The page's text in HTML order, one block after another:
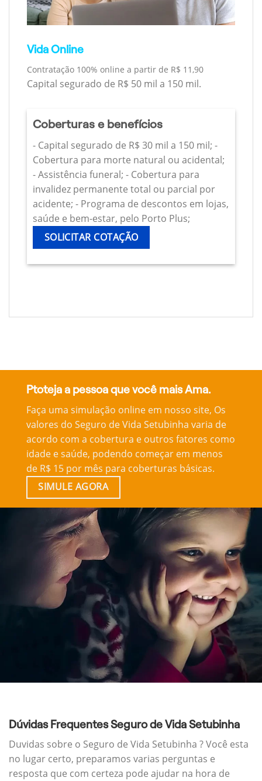
Vida Online
Contratação 100% online a partir de R$ 11,90
Capital segurado de R$ 50 mil a 150 mil.
Coberturas e benefícios
- Capital segurado de R$ 30 mil a 150 mil; -
Cobertura para morte natural ou acidental;
- Assistência funeral; - Cobertura para
invalidez permanente total ou parcial por
acidente; - Programa de descontos em lojas,
saúde e bem-estar, pelo Porto Plus;
SOLICITAR COTAÇÃO
Ptoteja a pessoa que você mais Ama.
Faça uma simulação online em nosso site, Os
valores do Seguro de Vida Setubinha varia de
acordo com a cobertura e outros fatores como
idade e saúde, podendo começar em menos
de R$ 15 por mês para coberturas básicas.
SIMULE AGORA
Dúvidas Frequentes Seguro de Vida Setubinha
Duvidas sobre o Seguro de Vida Setubinha ? Você esta
no lugar certo, preparamos varias perguntas e
resposta que com certeza pode ajudar na hora de